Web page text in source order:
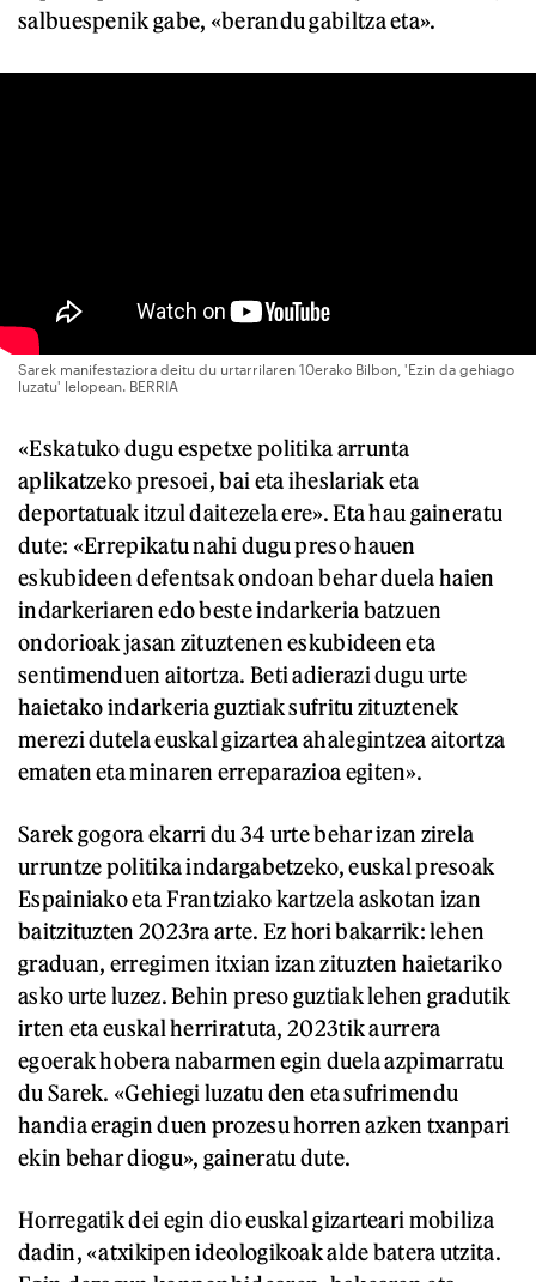
salbuespenik gabe, «berandu gabiltza eta».
Sarek manifestaziora deitu du urtarrilaren 10erako Bilbon, 'Ezin da gehiago
luzatu' lelopean. BERRIA
«Eskatuko dugu espetxe politika arrunta
aplikatzeko presoei, bai eta iheslariak eta
deportatuak itzul daitezela ere». Eta hau gaineratu
dute: «Errepikatu nahi dugu preso hauen
eskubideen defentsak ondoan behar duela haien
indarkeriaren edo beste indarkeria batzuen
ondorioak jasan zituztenen eskubideen eta
sentimenduen aitortza. Beti adierazi dugu urte
haietako indarkeria guztiak sufritu zituztenek
merezi dutela euskal gizartea ahalegintzea aitortza
ematen eta minaren erreparazioa egiten».
Sarek gogora ekarri du 34 urte behar izan zirela
urruntze politika indargabetzeko, euskal presoak
Espainiako eta Frantziako kartzela askotan izan
baitzituzten 2023ra arte. Ez hori bakarrik: lehen
graduan, erregimen itxian izan zituzten haietariko
asko urte luzez. Behin preso guztiak lehen gradutik
irten eta euskal herriratuta, 2023tik aurrera
egoerak hobera nabarmen egin duela azpimarratu
du Sarek. «Gehiegi luzatu den eta sufrimendu
handia eragin duen prozesu horren azken txanpari
ekin behar diogu», gaineratu dute.
Horregatik dei egin dio euskal gizarteari mobiliza
dadin, «atxikipen ideologikoak alde batera utzita.